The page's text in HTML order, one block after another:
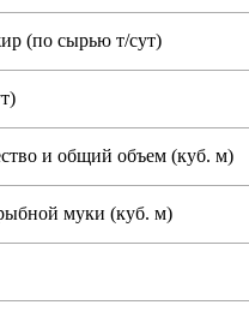
(по сырью т/сут)
и общий объем (куб. м)
муки (куб. м)